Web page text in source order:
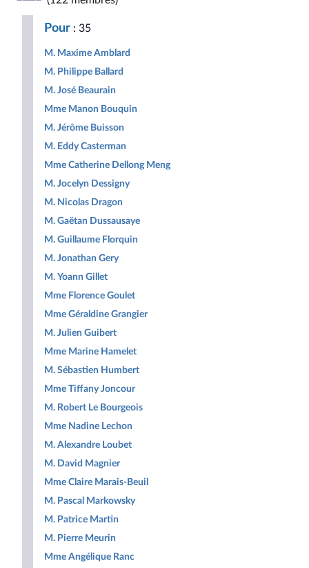
Républicaine
Pour : 35
M. Maxime Amblard
M. Philippe Ballard
M. José Beaurain
Mme Manon Bouquin
M. Jérôme Buisson
M. Eddy Casterman
Mme Catherine Dellong Meng
M. Jocelyn Dessigny
M. Nicolas Dragon
M. Gaëtan Dussausaye
M. Guillaume Florquin
M. Jonathan Gery
M. Yoann Gillet
Mme Florence Goulet
Mme Géraldine Grangier
M. Julien Guibert
Mme Marine Hamelet
M. Sébastien Humbert
Mme Tiffany Joncour
M. Robert Le Bourgeois
Mme Nadine Lechon
M. Alexandre Loubet
M. David Magnier
Mme Claire Marais-Beuil
M. Pascal Markowsky
M. Patrice Martin
M. Pierre Meurin
Mme Angélique Ranc